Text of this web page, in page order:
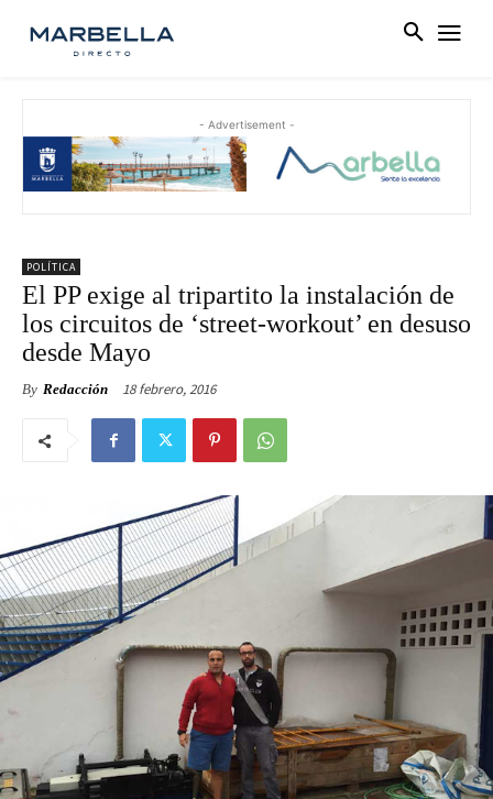
- Advertisement -
POLÍTICA
El PP exige al tripartito la instalación de
los circuitos de ‘street-workout’ en desuso
desde Mayo
By Redacción 18 febrero, 2016